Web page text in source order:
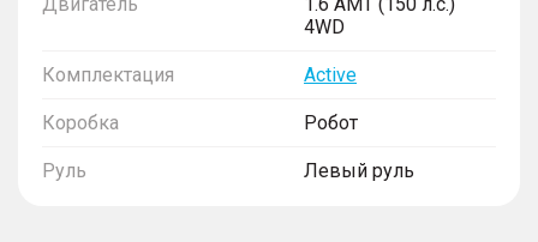
4WD
Комплектация Active
Коробка Робот
Руль Левый руль